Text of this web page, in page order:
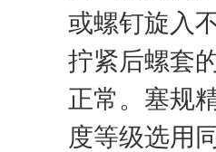
或螺钉旋入
拧紧后螺套
正常。塞规
度等级选用